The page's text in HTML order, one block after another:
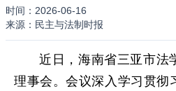
时间：2026-06-16
来源：民主与法制时报
近日，海南省三亚市法
理事会。会议深入学习贯彻